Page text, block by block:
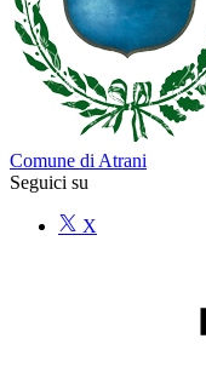
Comune di Atrani
Seguici su
X